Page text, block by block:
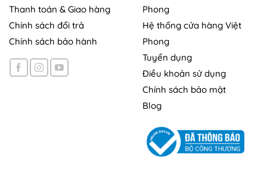
Thanh toán & Giao hàng
Chính sách đổi trả
Chính sách bảo hành
Phong
Hệ thống cửa hàng Việt
Phong
Tuyển dụng
Điều khoản sử dụng
Chính sách bảo mật
Blog